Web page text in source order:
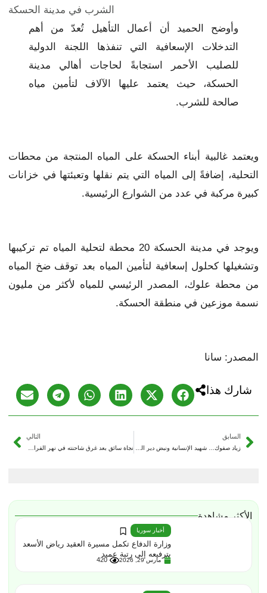
وأوضح الحميد أن أعمال التأهيل تُعدّ من أهم
التدخلات الإسعافية التي تنفذها اللجنة الدولية
للصليب الأحمر استجابةً لحاجات أهالي مدينة
الحسكة، حيث يعتمد عليها الآلاف لتأمين مياه
صالحة للشرب.
ويعتمد غالبية أبناء الحسكة على المياه المنتجة من محطات
التحلية، إضافةً إلى المياه التي يتم نقلها وتعبئتها في خزانات
كبيرة مركبة في عدد من الشوارع الرئيسية.
ويوجد في مدينة الحسكة 20 محطة لتحلية المياه تم تركيبها
وتشغيلها كحلول إسعافية لتأمين المياه بعد توقف ضخ المياه
من محطة علوك، المصدر الرئيسي للمياه لأكثر من مليون
نسمة موزعين في منطقة الحسكة.
المصدر: سانا
شارك هذا
السابق
زياد صفوك… شهيد الإنسانية ونبض دير الزور الخالد
التالي
نجاة سائق بعد غرق شاحنته في نهر الفرات بمعبر البغيلية غربي دير الزور
الأكثر مشاهدة
أخبار سوريا
وزارة الدفاع تكمل مسيرة العقيد رياض الأسعد
بترفيعه إلى رتبة عميد
مارس 29, 2026 420